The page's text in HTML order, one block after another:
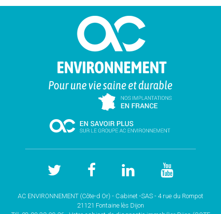
AC ENVIRONNEMENT (Côte-d Or) - Cabinet -SAS - 4 rue du Rompot
21121 Fontaine lès Dijon